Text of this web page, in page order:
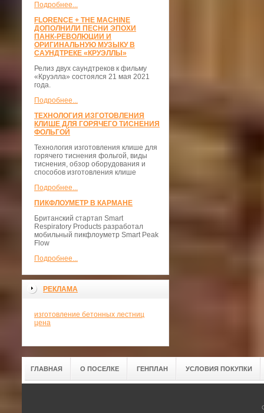
Подробнее...
FLORENCE + THE MACHINE
ДОПОЛНИЛИ ПЕСНИ ЭПОХИ
ПАНК-РЕВОЛЮЦИИ И
ОРИГИНАЛЬНУЮ МУЗЫКУ В
САУНДТРЕКЕ «КРУЭЛЛЫ»
Релиз двух саундтреков к фильму
«Круэлла» состоялся 21 мая 2021
года.
Подробнее...
ТЕХНОЛОГИЯ ИЗГОТОВЛЕНИЯ
КЛИШЕ ДЛЯ ГОРЯЧЕГО ТИСНЕНИЯ
ФОЛЬГОЙ
Технология изготовления клише для
горячего тиснения фольгой, виды
тиснения, обзор оборудования и
способов изготовления клише
Подробнее...
ПИКФЛОУМЕТР В КАРМАНЕ
Британский стартап Smart
Respiratory Products разработал
мобильный пикфлоуметр Smart Peak
Flow
Подробнее...
РЕКЛАМА
изготовление бетонных лестниц
цена
ГЛАВНАЯ О ПОСЕЛКЕ ГЕНПЛАН УСЛОВИЯ ПОКУПКИ